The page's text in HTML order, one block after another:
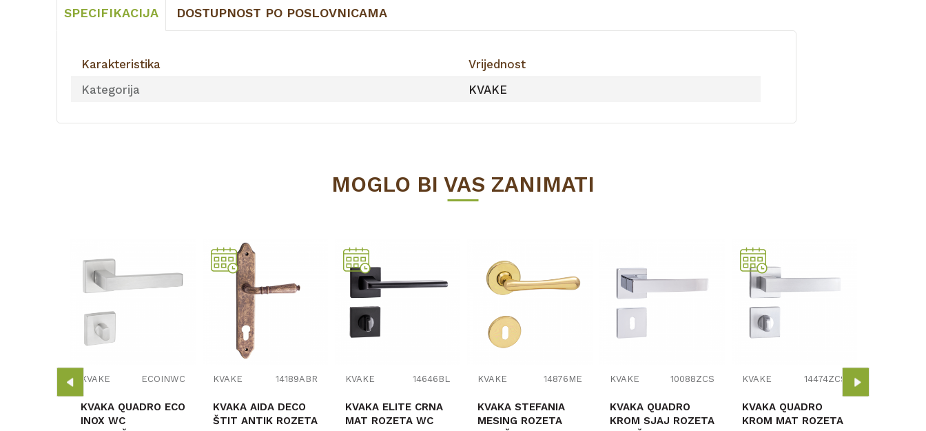
SPECIFIKACIJA DOSTUPNOST PO POSLOVNICAMA
Karakteristika
Vrijednost
Kategorija
KVAKE
MOGLO BI VAS ZANIMATI
KVAKE ECOINWC
KVAKA QUADRO ECO
INOX WC
KVAKE 14189ABR
KVAKA AIDA DECO
ŠTIT ANTIK ROZETA
KVAKE 14646BL
KVAKA ELITE CRNA
MAT ROZETA WC
KVAKE 14876ME
KVAKA STEFANIA
MESING ROZETA
KVAKE 10088ZCS
KVAKA QUADRO
KROM SJAJ ROZETA
KVAKE 14474ZCS
KVAKA QUADRO
KROM MAT ROZETA